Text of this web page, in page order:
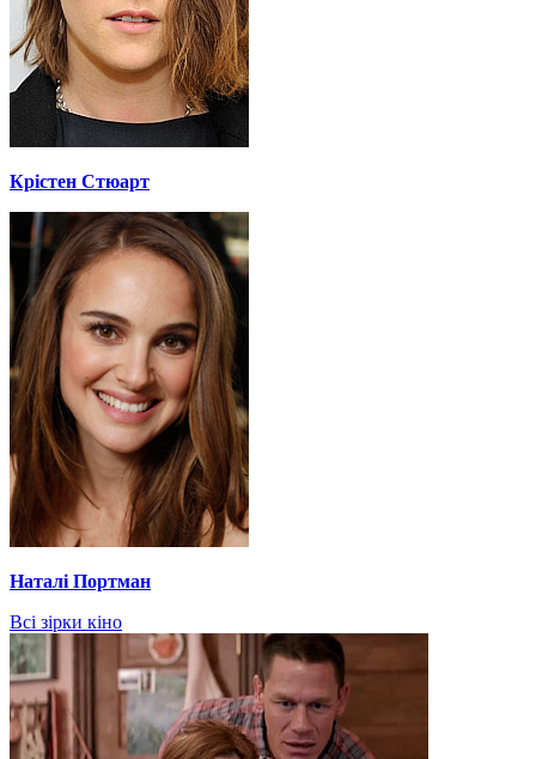
Крістен Стюарт
Наталі Портман
Всі зірки кіно